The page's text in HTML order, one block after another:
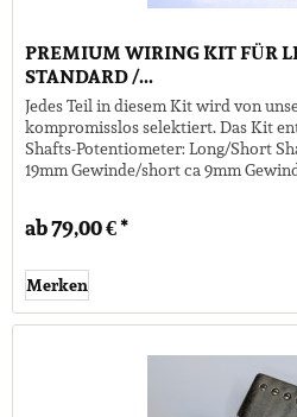
PREMIUM WIRING KIT FÜR
STANDARD /...
Jedes Teil in diesem Kit wird von
kompromisslos selektiert. Das Kit
Shafts-Potentiometer: Long/Short
19mm Gewinde/short ca 9mm
ab 79,00 € *
Merken